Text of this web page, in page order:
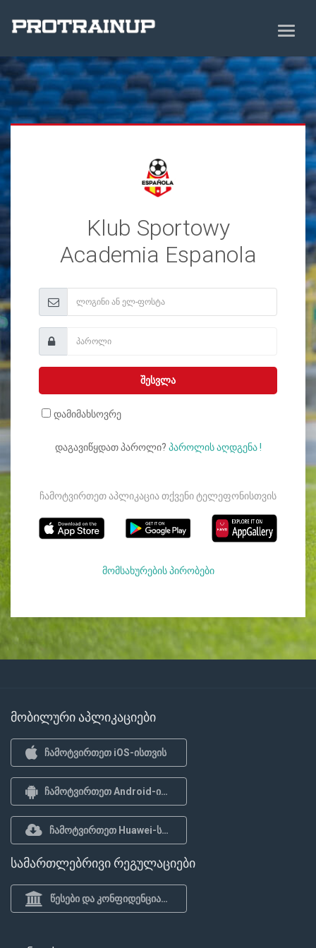
Klub Sportowy
Academia Espanola
შესვლა
დამიმახსოვრე
დაგავიწყდათ პაროლი? პაროლის აღდგენა !
ჩამოტვირთეთ აპლიკაცია თქვენი ტელეფონისთვის
მომსახურების პირობები
მობილური აპლიკაციები
ჩამოტვირთეთ iOS-ისთვის
ჩამოტვირთეთ Android-ისთვის
ჩამოტვირთეთ Huawei-სთვის
სამართლებრივი რეგულაციები
წესები და კონფიდენციალურობის პოლიტიკა